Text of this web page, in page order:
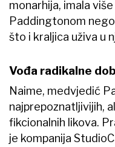
monarhija, imala
Paddingtonom
što i kraljica uživa u
Vođa radikalne
Naime, medvjedić
najprepoznatljivijih,
fikcionalnih likova.
je kompanija